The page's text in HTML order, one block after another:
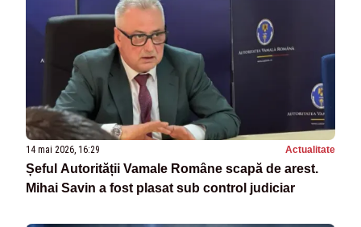
14 mai 2026, 16:29 Actualitate
Șeful Autorității Vamale Române scapă de arest.
Mihai Savin a fost plasat sub control judiciar